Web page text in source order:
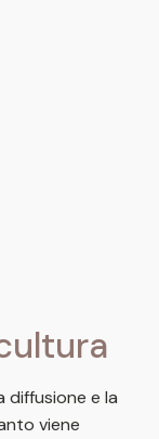
diffusione e la
viene